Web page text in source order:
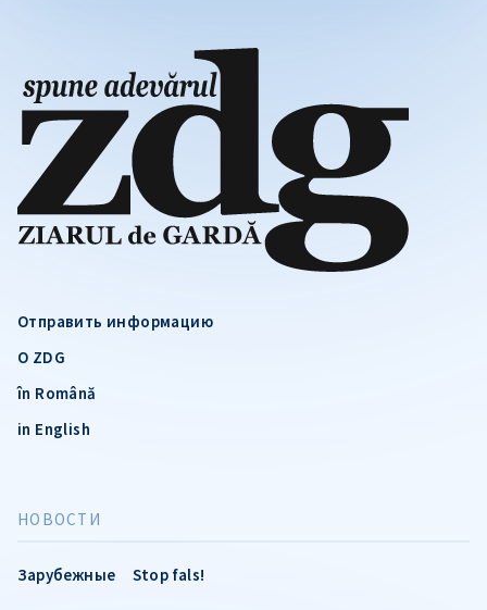
Отправить информацию
О ZDG
în Română
in English
НОВОСТИ
Зарубежные Stop fals!